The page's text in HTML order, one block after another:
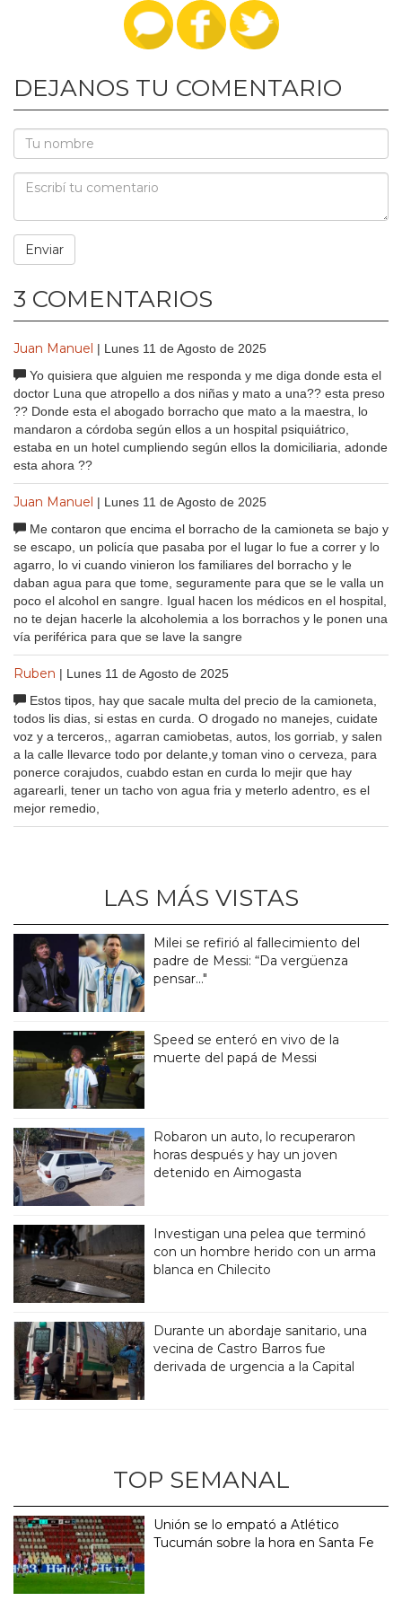
DEJANOS TU COMENTARIO
3 COMENTARIOS
Juan Manuel | Lunes 11 de Agosto de 2025
Yo quisiera que alguien me responda y me diga donde esta el
doctor Luna que atropello a dos niñas y mato a una?? esta preso
?? Donde esta el abogado borracho que mato a la maestra, lo
mandaron a córdoba según ellos a un hospital psiquiátrico,
estaba en un hotel cumpliendo según ellos la domiciliaria, adonde
esta ahora ??
Juan Manuel | Lunes 11 de Agosto de 2025
Me contaron que encima el borracho de la camioneta se bajo y
se escapo, un policía que pasaba por el lugar lo fue a correr y lo
agarro, lo vi cuando vinieron los familiares del borracho y le
daban agua para que tome, seguramente para que se le valla un
poco el alcohol en sangre. Igual hacen los médicos en el hospital,
no te dejan hacerle la alcoholemia a los borrachos y le ponen una
vía periférica para que se lave la sangre
Ruben | Lunes 11 de Agosto de 2025
Estos tipos, hay que sacale multa del precio de la camioneta,
todos lis dias, si estas en curda. O drogado no manejes, cuidate
voz y a terceros,, agarran camiobetas, autos, los gorriab, y salen
a la calle llevarce todo por delante,y toman vino o cerveza, para
ponerce corajudos, cuabdo estan en curda lo mejir que hay
agarearli, tener un tacho von agua fria y meterlo adentro, es el
mejor remedio,
LAS MÁS VISTAS
Milei se refirió al fallecimiento del
padre de Messi: “Da vergüenza
pensar..."
Speed se enteró en vivo de la
muerte del papá de Messi
Robaron un auto, lo recuperaron
horas después y hay un joven
detenido en Aimogasta
Investigan una pelea que terminó
con un hombre herido con un arma
blanca en Chilecito
Durante un abordaje sanitario, una
vecina de Castro Barros fue
derivada de urgencia a la Capital
TOP SEMANAL
Unión se lo empató a Atlético
Tucumán sobre la hora en Santa Fe